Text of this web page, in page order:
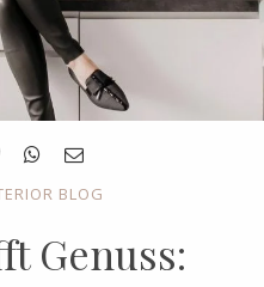
BLOG
Genuss: